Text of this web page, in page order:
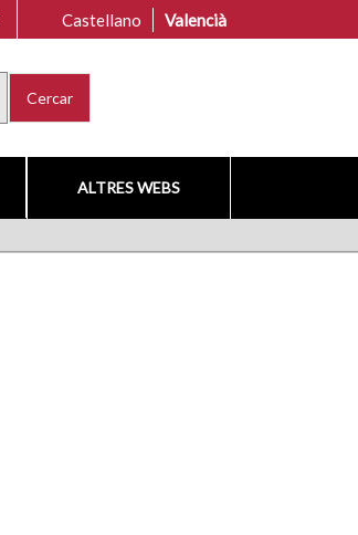
Castellano Valencià
ALTRES WEBS